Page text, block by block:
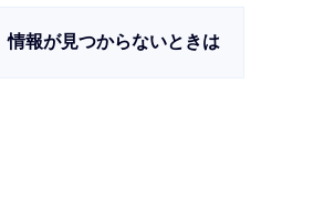
情報が見つからないときは